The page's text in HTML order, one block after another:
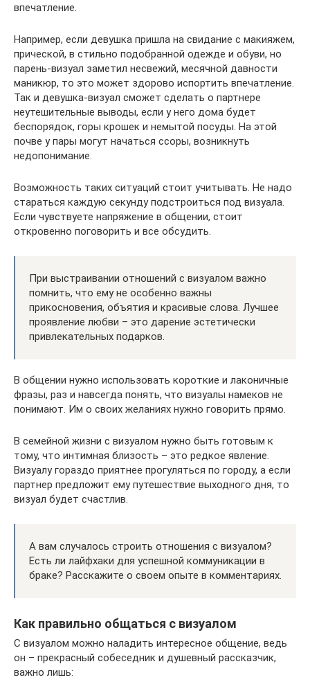
впечатление.
Например, если девушка пришла на свидание с макияжем,
прической, в стильно подобранной одежде и обуви, но
парень-визуал заметил несвежий, месячной давности
маникюр, то это может здорово испортить впечатление.
Так и девушка-визуал сможет сделать о партнере
неутешительные выводы, если у него дома будет
беспорядок, горы крошек и немытой посуды. На этой
почве у пары могут начаться ссоры, возникнуть
недопонимание.
Возможность таких ситуаций стоит учитывать. Не надо
стараться каждую секунду подстроиться под визуала.
Если чувствуете напряжение в общении, стоит
откровенно поговорить и все обсудить.
При выстраивании отношений с визуалом важно
помнить, что ему не особенно важны
прикосновения, объятия и красивые слова. Лучшее
проявление любви – это дарение эстетически
привлекательных подарков.
В общении нужно использовать короткие и лаконичные
фразы, раз и навсегда понять, что визуалы намеков не
понимают. Им о своих желаниях нужно говорить прямо.
В семейной жизни с визуалом нужно быть готовым к
тому, что интимная близость – это редкое явление.
Визуалу гораздо приятнее прогуляться по городу, а если
партнер предложит ему путешествие выходного дня, то
визуал будет счастлив.
А вам случалось строить отношения с визуалом?
Есть ли лайфхаки для успешной коммуникации в
браке? Расскажите о своем опыте в комментариях.
Как правильно общаться с визуалом
С визуалом можно наладить интересное общение, ведь
он – прекрасный собеседник и душевный рассказчик,
важно лишь: